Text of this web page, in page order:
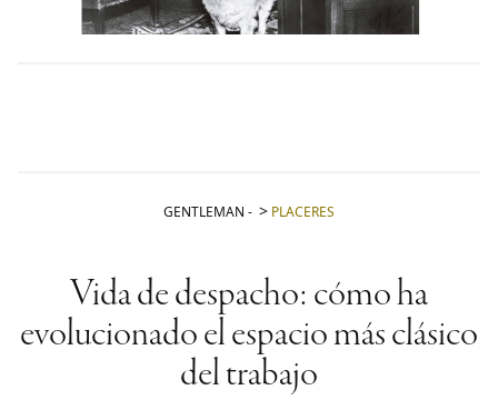
GENTLEMAN - PLACERES
Vida de despacho: cómo ha
evolucionado el espacio más clásico
del trabajo